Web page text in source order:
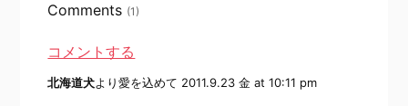
Comments (1)
コメントする
北海道犬より愛を込めて 2011.9.23 金 at 10:11 pm